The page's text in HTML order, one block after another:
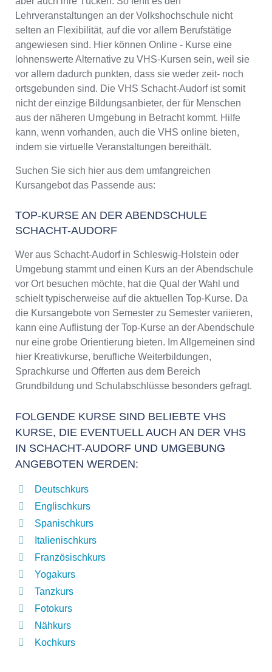
Lehrveranstaltungen an der Volkshochschule nicht
selten an Flexibilität, auf die vor allem Berufstätige
angewiesen sind. Hier können Online - Kurse eine
lohnenswerte Alternative zu VHS-Kursen sein, weil sie
vor allem dadurch punkten, dass sie weder zeit- noch
ortsgebunden sind. Die VHS Schacht-Audorf ist somit
nicht der einzige Bildungsanbieter, der für Menschen
aus der näheren Umgebung in Betracht kommt. Hilfe
kann, wenn vorhanden, auch die VHS online bieten,
indem sie virtuelle Veranstaltungen bereithält.
Suchen Sie sich hier aus dem umfangreichen
Kursangebot das Passende aus:
TOP-KURSE AN DER ABENDSCHULE
SCHACHT-AUDORF
Wer aus Schacht-Audorf in Schleswig-Holstein oder
Umgebung stammt und einen Kurs an der Abendschule
vor Ort besuchen möchte, hat die Qual der Wahl und
schielt typischerweise auf die aktuellen Top-Kurse. Da
die Kursangebote von Semester zu Semester variieren,
kann eine Auflistung der Top-Kurse an der Abendschule
nur eine grobe Orientierung bieten. Im Allgemeinen sind
hier Kreativkurse, berufliche Weiterbildungen,
Sprachkurse und Offerten aus dem Bereich
Grundbildung und Schulabschlüsse besonders gefragt.
FOLGENDE KURSE SIND BELIEBTE VHS
KURSE, DIE EVENTUELL AUCH AN DER VHS
IN SCHACHT-AUDORF UND UMGEBUNG
ANGEBOTEN WERDEN:
Deutschkurs
Englischkurs
Spanischkurs
Italienischkurs
Französischkurs
Yogakurs
Tanzkurs
Fotokurs
Nähkurs
Kochkurs